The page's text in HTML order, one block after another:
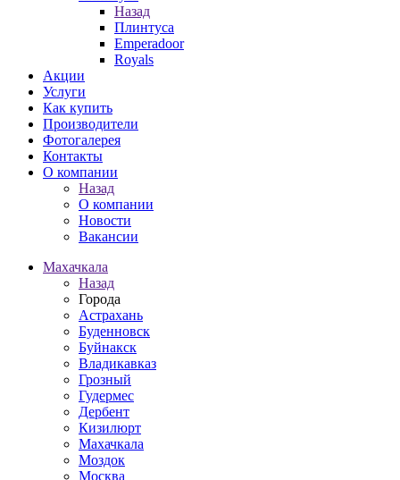
Назад
Плинтуса
Emperadoor
Royals
Акции
Услуги
Как купить
Производители
Фотогалерея
Контакты
О компании
Назад
О компании
Новости
Вакансии
Махачкала
Назад
Города
Астрахань
Буденновск
Буйнакск
Владикавказ
Грозный
Гудермес
Дербент
Кизилюрт
Махачкала
Моздок
Москва